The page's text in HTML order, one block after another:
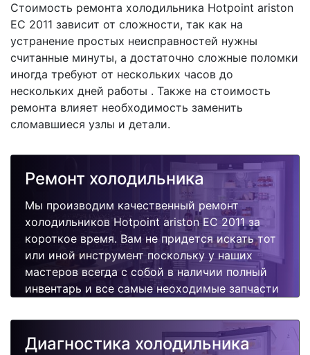
Стоимость ремонта холодильника Hotpoint ariston
EC 2011 зависит от сложности, так как на
устранение простых неисправностей нужны
считанные минуты, а достаточно сложные поломки
иногда требуют от нескольких часов до
нескольких дней работы . Также на стоимость
ремонта влияет необходимость заменить
сломавшиеся узлы и детали.
Ремонт холодильника
Мы производим качественный ремонт
холодильников Hotpoint ariston EC 2011 за
короткое время. Вам не придется искать тот
или иной инструмент поскольку у наших
мастеров всегда с собой в наличии полный
инвентарь и все самые неоходимые запчасти
быстро, качественно и недорого.
Диагностика холодильника